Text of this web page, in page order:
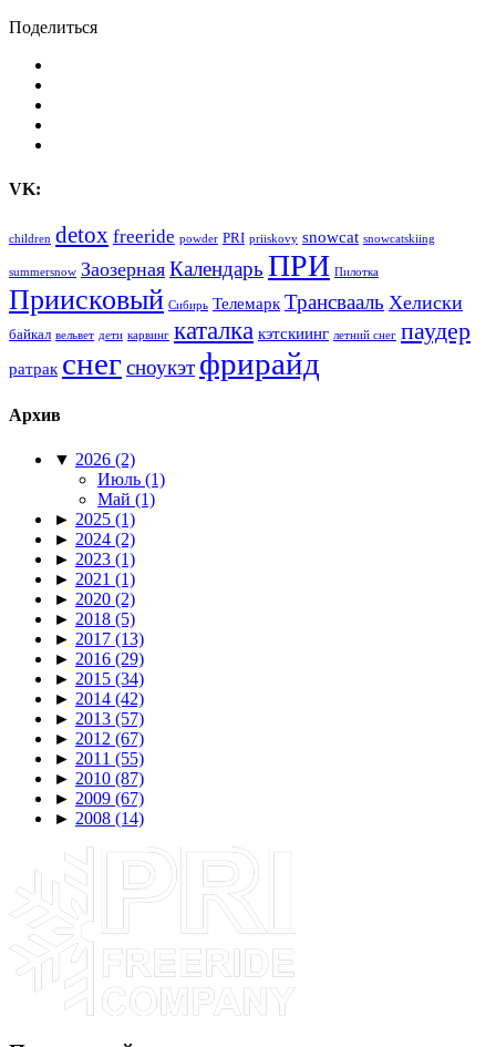
Поделиться
VK:
children detox freeride powder PRI priiskovy snowcat snowcatskiing
summersnow Заозерная Календарь ПРИ Пилотка
Приисковый Сибирь Телемарк Трансвааль Хелиски
байкал вельвет дети карвинг каталка кэтскиинг летний снег паудер
ратрак снегсноукэт фрирайд
Архив
▼ 2026 (2)
Июль (1)
Май (1)
► 2025 (1)
► 2024 (2)
► 2023 (1)
► 2021 (1)
► 2020 (2)
► 2018 (5)
► 2017 (13)
► 2016 (29)
► 2015 (34)
► 2014 (42)
► 2013 (57)
► 2012 (67)
► 2011 (55)
► 2010 (87)
► 2009 (67)
► 2008 (14)